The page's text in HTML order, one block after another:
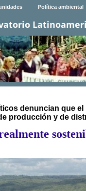
Política ambiental
denuncian que
producción y de